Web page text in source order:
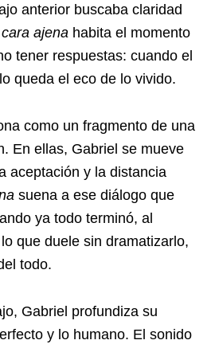
anterior buscaba claridad
cara ajena habita el momento
tener respuestas: cuando el
queda el eco de lo vivido.
como un fragmento de una
En ellas, Gabriel se mueve
aceptación y la distancia
suena a ese diálogo que
ya todo terminó, al
que duele sin dramatizarlo,
todo.
Gabriel profundiza su
y lo humano. El sonido